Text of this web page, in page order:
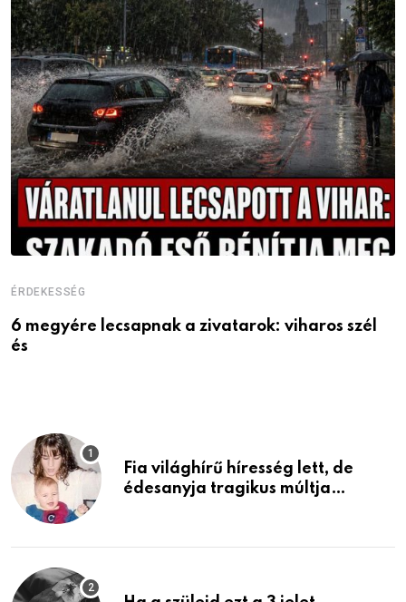
ÉRDEKESSÉG
6 megyére lecsapnak a zivatarok: viharos szél
és
Fia világhírű híresség lett, de
édesanyja tragikus múltja